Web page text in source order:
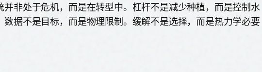
并非处于危机，而是在转型中。杠杆不是减少种植，而是控制水
数据不是目标，而是物理限制。缓解不是选择，而是热力学必要